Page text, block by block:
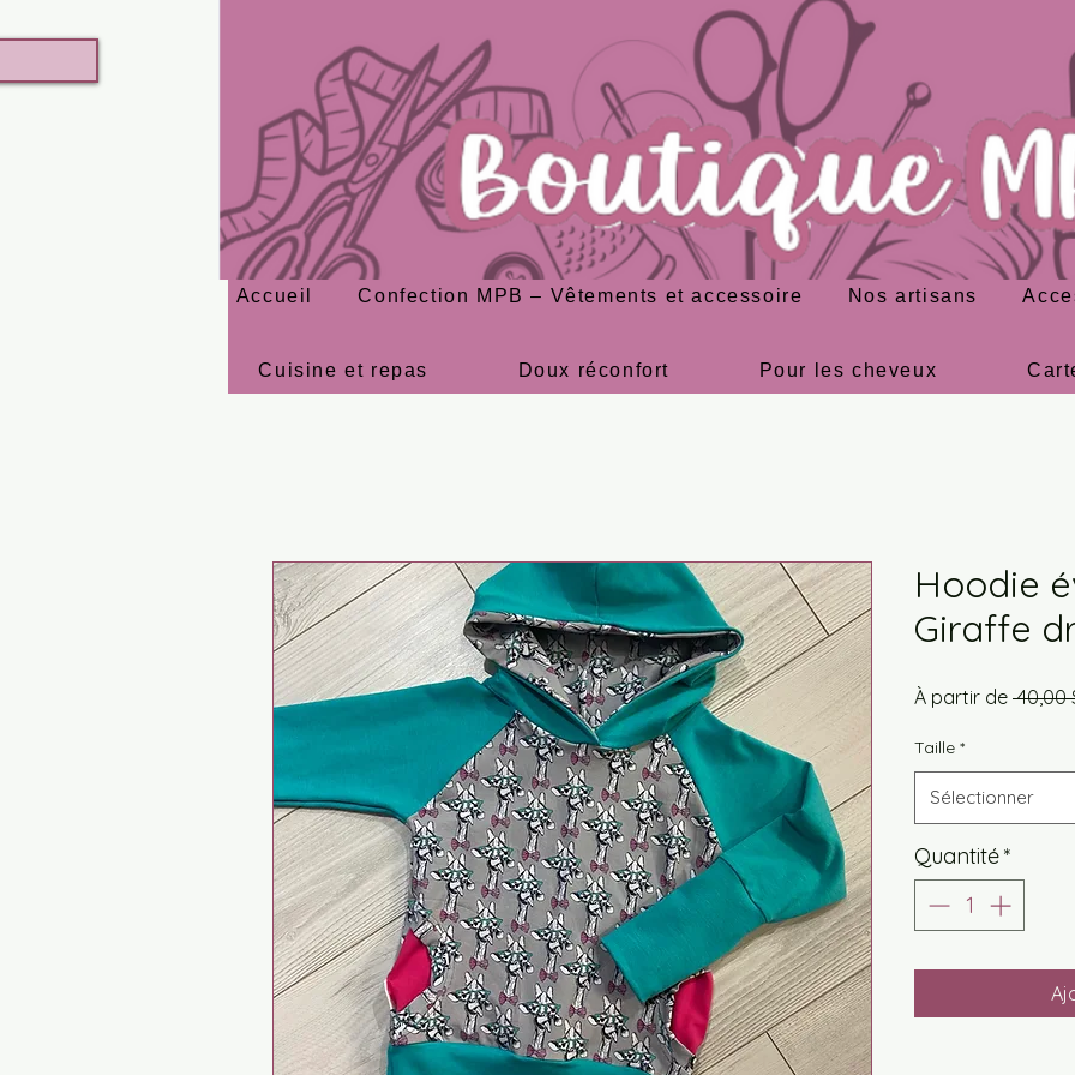
Accueil Confection MPB – Vêtements et accessoire Nos artisans
Cuisine et repas Doux réconfort Pour les cheveux
Hoodie
Giraffe
À partir de 40,00
Taille *
Sélectionner
Quantité*